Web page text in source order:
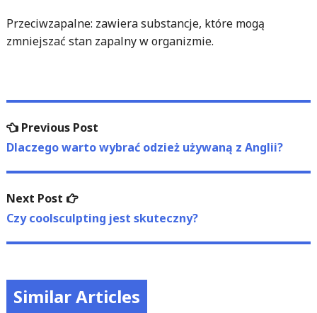
Przeciwzapalne: zawiera substancje, które mogą
zmniejszać stan zapalny w organizmie.
Nawigacja
wpisu
Previous PostPrevious
post:
Dlaczego warto wybrać odzież używaną z Anglii?
Next Post
Next
post:
Czy coolsculpting jest skuteczny?
Similar Articles